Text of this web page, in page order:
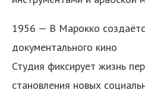
1956 — В Марокко
документального кино
Студия фиксирует жизнь
становления новых